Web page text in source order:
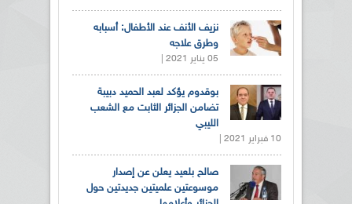
نزيف الأنف عند الأطفال: أسبابه
وطرق علاجه
05 يناير 2021 |
بوقدوم يؤكد لعبد الحميد دبيبة
تضامن الجزائر الثابت مع الشعب
الليبي
10 فبراير 2021 |
صالح بلعيد يعلن عن إصدار
موسوعتين علميتين جديدتين حول